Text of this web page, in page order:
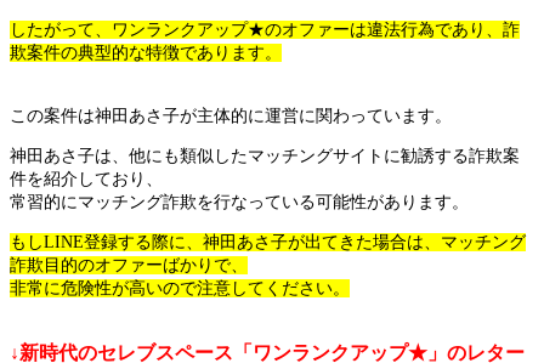
したがって、ワンランクアップ★のオファーは違法行為であり、詐
欺案件の典型的な特徴であります。
この案件は神田あさ子が主体的に運営に関わっています。
神田あさ子は、他にも類似したマッチングサイトに勧誘する詐欺案
件を紹介しており、
常習的にマッチング詐欺を行なっている可能性があります。
もしLINE登録する際に、神田あさ子が出てきた場合は、マッチング
詐欺目的のオファーばかりで、
非常に危険性が高いので注意してください。
↓新時代のセレブスペース「ワンランクアップ★」のレター